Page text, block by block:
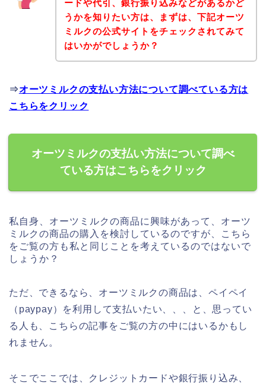
ードや代引、銀行振り込みなどがあるかど
うかを知りたい方は、まずは、下記オーツ
ミルクの公式サイトをチェックされてみて
はいかがでしょうか？
⇒オーツミルクの支払い方法について調べている方は
こちらをクリック
オーツミルクの支払い方法について調べ
ている方はこちらをクリック
私自身、オーツミルクの商品に興味があって、オーツ
ミルクの商品の購入を検討しているのですが、こちら
をご覧の方も私と同じことを考えているのではないで
しょうか？
ただ、できるなら、オーツミルクの商品は、ペイペイ
（paypay）を利用して支払いたい、、、と、思ってい
る人も、こちらの記事をご覧の方の中にはいるかもし
れません。
そこでここでは、クレジットカードや銀行振り込み、